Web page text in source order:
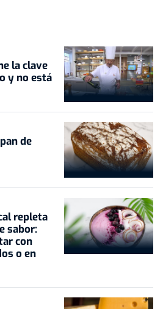
la clave
y no está
de
repleta
sabor:
con
o en